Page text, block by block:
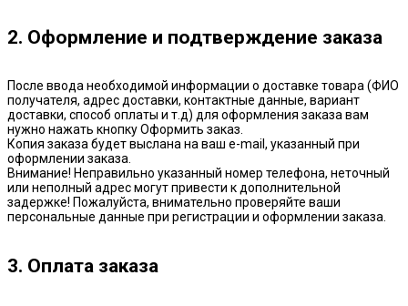
2. Оформление и подтверждение заказа
После ввода необходимой информации о доставке товара (ФИО
получателя, адрес доставки, контактные данные, вариант
доставки, способ оплаты и т.д) для оформления заказа вам
нужно нажать кнопку Оформить заказ.
Копия заказа будет выслана на ваш e-mail, указанный при
оформлении заказа.
Внимание! Неправильно указанный номер телефона, неточный
или неполный адрес могут привести к дополнительной
задержке! Пожалуйста, внимательно проверяйте ваши
персональные данные при регистрации и оформлении заказа.
3. Оплата заказа